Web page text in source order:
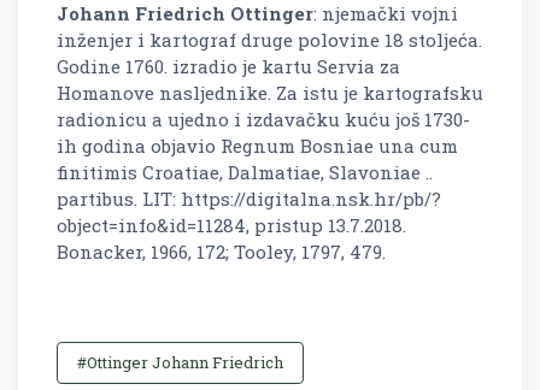
Johann Friedrich Ottinger: njemački vojni
inženjer i kartograf druge polovine 18 stoljeća.
Godine 1760. izradio je kartu Servia za
Homanove nasljednike. Za istu je kartografsku
radionicu a ujedno i izdavačku kuću još 1730-
ih godina objavio Regnum Bosniae una cum
finitimis Croatiae, Dalmatiae, Slavoniae ..
partibus. LIT: https://digitalna.nsk.hr/pb/?
object=info&id=11284, pristup 13.7.2018.
Bonacker, 1966, 172; Tooley, 1797, 479.
#Ottinger Johann Friedrich